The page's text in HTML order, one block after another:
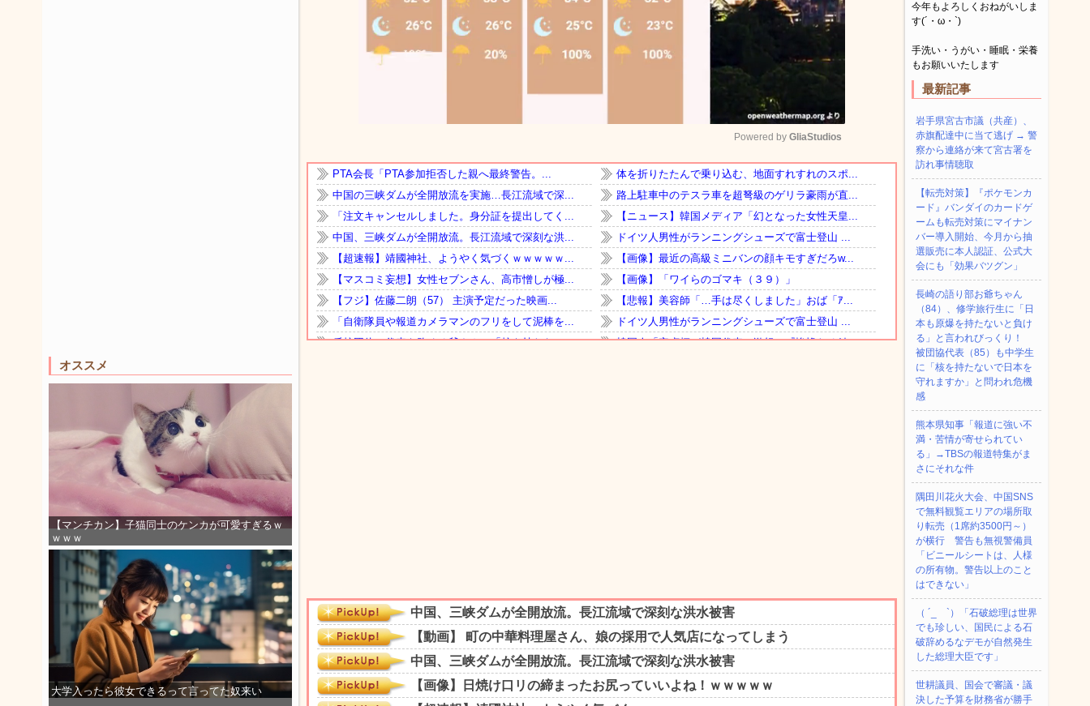
オススメ
【マンチカン】子猫同士のケンカが可愛すぎるｗ
ｗｗｗ
大学入ったら彼女できるって言ってた奴来い
Mute
Powered by GliaStudios
今年もよろしくおねがいしま
す(´・ω・`)
手洗い・うがい・睡眠・栄養
もお願いいたします
最新記事
岩手県宮古市議（共産）、
赤旗配達中に当て逃げ → 警
察から連絡が来て宮古署を
訪れ事情聴取
【転売対策】『ポケモンカ
ード』バンダイのカードゲ
ームも転売対策にマイナン
バー導入開始、今月から抽
選販売に本人認証、公式大
会にも「効果バツグン」
長崎の語り部お爺ちゃん
（84）、修学旅行生に「日
本も原爆を持たないと負け
る」と言われびっくり！
被団協代表（85）も中学生
に「核を持たないで日本を
守れますか」と問われ危機
感
熊本県知事「報道に強い不
満・苦情が寄せられてい
る」→TBSの報道特集がま
さにそれな件
隅田川花火大会、中国SNS
で無料観覧エリアの場所取
り転売（1席約3500円～）
が横行 警告も無視警備員
「ビニールシートは、人様
の所有物。警告以上のこと
はできない」
（ ´_ゝ`）「石破総理は世界
でも珍しい、国民による石
破辞めるなデモが自然発生
した総理大臣です」
世耕議員、国会で審議・議
決した予算を財務省が勝手